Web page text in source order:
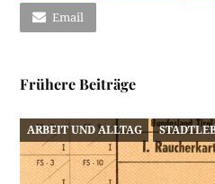
Email
Frühere Beiträge
ARBEIT UND ALLTAG